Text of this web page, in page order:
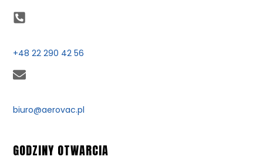
+48 22 290 42 56
biuro@aerovac.pl
GODZINY OTWARCIA